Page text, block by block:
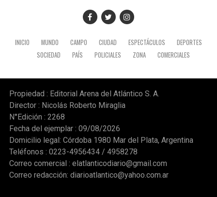
INICIO MUNDO CAMPO CIUDAD ESPECTÁCULOS
DEPORTES
SOCIEDAD
PAÍS POLICIALES ZONA COMERCIALES
Propiedad : Editorial Arena del Atlántico S. A.
Director : Nicolás Roberto Miraglia
N°Edición : 2268
Fecha del ejemplar : 09/08/2026
Domicilio legal: Córdoba 1980 Mar del Plata, Argentina
Teléfonos : 0223-4956434 / 4958278
Correo comercial : elatlanticodiario@gmail.com
Correo redacción: diarioatlantico@yahoo.com.ar